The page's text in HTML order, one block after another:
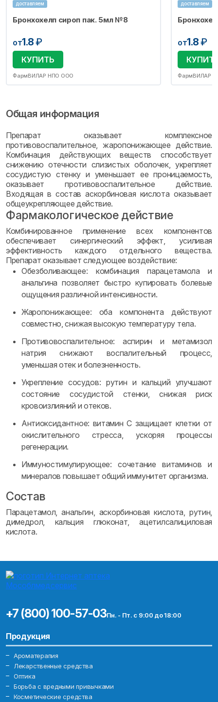
доставляем
Бронхохелп сироп пак. 5мл №8
от1.8₽
КУПИТЬ
ФармВИЛАР НПО ООО
доставляем
от1.8₽
ФармВИЛАР
Общая информация
Препарат оказывает комплексное
противовоспалительное, жаропонижающее действие.
Комбинация действующих веществ способствует
снижению отечности слизистых оболочек, укрепляет
сосудистую стенку и уменьшает ее проницаемость,
оказывает противовоспалительное действие.
Входящая в состав аскорбиновая кислота оказывает
общеукрепляющее действие.
Фармакологическое действие
Комбинированное применение всех компонентов
обеспечивает синергический эффект, усиливая
эффективность каждого отдельного вещества.
Препарат оказывает следующее воздействие:
Обезболивающее: комбинация парацетамола и
анальгина позволяет быстро купировать болевые
ощущения различной интенсивности.
Жаропонижающее: оба компонента действуют
совместно, снижая высокую температуру тела.
Противовоспалительное: аспирин и метамизол
натрия снижают воспалительный процесс,
уменьшая отек и болезненность.
Укрепление сосудов: рутин и кальций улучшают
состояние сосудистой стенки, снижая риск
кровоизлияний и отеков.
Антиоксидантное: витамин C защищает клетки от
окислительного стресса, ускоряя процессы
регенерации.
Иммуностимулирующее: сочетание витаминов и
минералов повышает общий иммунитет организма.
Состав
Парацетамол, анальгин, аскорбиновая кислота, рутин,
димедрол, кальция глюконат, ацетилсалициловая
кислота.
+7 (800) 100-57-03Пн. - Пт. с 9:00 до 18:00
Продукция
Ароматерапия
Лекарственные средства
Оптика
Борьба с вредными привычками
Косметические средства